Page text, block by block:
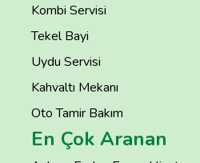
Kombi Servisi
Tekel Bayi
Uydu Servisi
Kahvaltı Mekanı
Oto Tamir Bakım
En Çok Aranan